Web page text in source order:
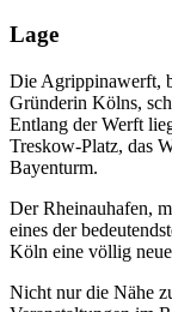
Lage
Die Agrippinawerft,
Gründerin Kölns,
Entlang der Werft
Treskow-Platz, das
Bayenturm.
Der Rheinauhafen,
eines der
Köln eine völlig
Nicht nur die Nähe